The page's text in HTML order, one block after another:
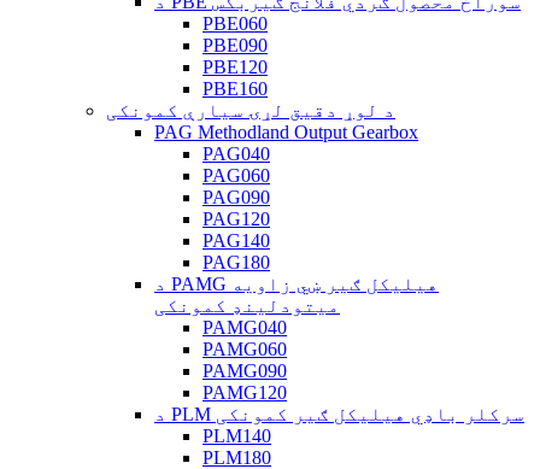
PBE060
PBE090
PBE120
PBE160
د لوړ دقیق لړۍ سیارې کمونکی
PAG Methodland Output Gearbox
PAG040
PAG060
PAG090
PAG120
PAG140
PAG180
د PAMG هیلیکل ګیر ښي زاویه
میتودلینډ کمونکی
PAMG040
PAMG060
PAMG090
PAMG120
د PLM سرکلر باډي هیلیکل ګیر کمونکی
PLM140
PLM180